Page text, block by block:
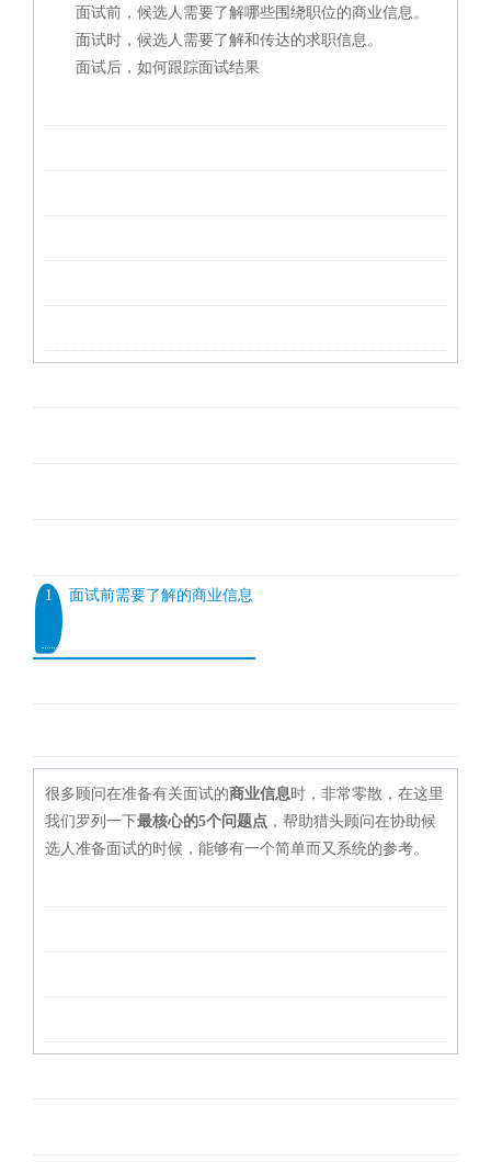
面试前，候选人需要了解哪些围绕职位的商业信息。
面试时，候选人需要了解和传达的求职信息。
面试后，如何跟踪面试结果
1 面试前需要了解的商业信息
很多顾问在准备有关面试的商业信息时，非常零散，在这里
我们罗列一下最核心的5个问题点 ，帮助猎头顾问在协助候
选人准备面试的时候，能够有一个简单而又系统的参考。